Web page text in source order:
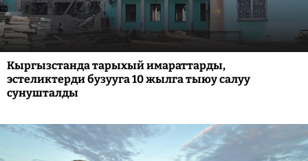
Кыргызстанда тарыхый имараттарды,
эстеликтерди бузууга 10 жылга тыюу салуу
сунушталды